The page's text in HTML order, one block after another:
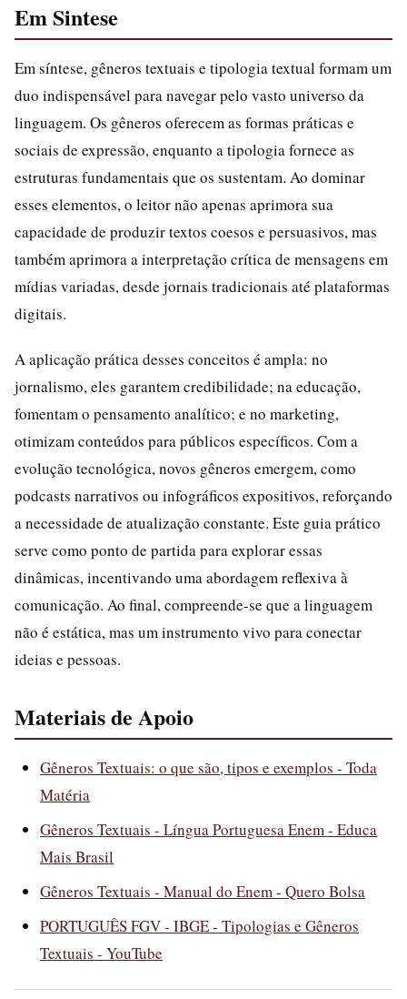
Em Sintese
Em síntese, gêneros textuais e tipologia textual formam um
duo indispensável para navegar pelo vasto universo da
linguagem. Os gêneros oferecem as formas práticas e
sociais de expressão, enquanto a tipologia fornece as
estruturas fundamentais que os sustentam. Ao dominar
esses elementos, o leitor não apenas aprimora sua
capacidade de produzir textos coesos e persuasivos, mas
também aprimora a interpretação crítica de mensagens em
mídias variadas, desde jornais tradicionais até plataformas
digitais.
A aplicação prática desses conceitos é ampla: no
jornalismo, eles garantem credibilidade; na educação,
fomentam o pensamento analítico; e no marketing,
otimizam conteúdos para públicos específicos. Com a
evolução tecnológica, novos gêneros emergem, como
podcasts narrativos ou infográficos expositivos, reforçando
a necessidade de atualização constante. Este guia prático
serve como ponto de partida para explorar essas
dinâmicas, incentivando uma abordagem reflexiva à
comunicação. Ao final, compreende-se que a linguagem
não é estática, mas um instrumento vivo para conectar
ideias e pessoas.
Materiais de Apoio
Gêneros Textuais: o que são, tipos e exemplos - Toda
Matéria
Gêneros Textuais - Língua Portuguesa Enem - Educa
Mais Brasil
Gêneros Textuais - Manual do Enem - Quero Bolsa
PORTUGUÊS FGV - IBGE - Tipologias e Gêneros
Textuais - YouTube